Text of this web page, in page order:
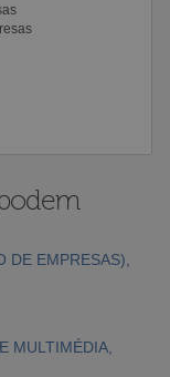
DE EMPRESAS),
MULTIMÉDIA,